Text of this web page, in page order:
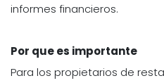
informes financieros.
Por que es importante
Para los propietarios de